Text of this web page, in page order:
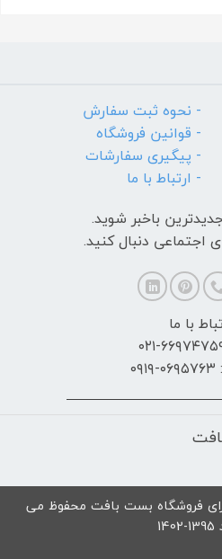
- نحوه ثبت سفارش
- قوانین فروشگاه
- پیگیری سفارشات
- ارتباط با ما
باخبر شوید.
اجتماعی دنبال کنید.
با ما
فروشگاه بست بافت محفوظ می